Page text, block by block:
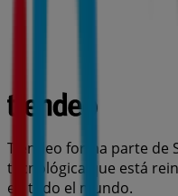
Tiendeo forma parte de
tecnológica que está
en todo el mundo.